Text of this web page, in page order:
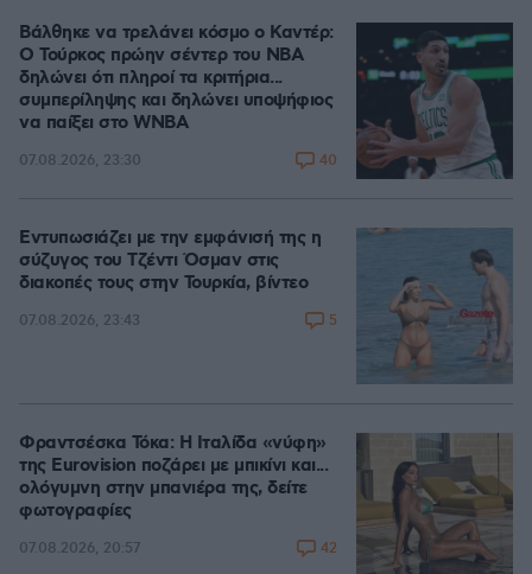
Βάλθηκε να τρελάνει κόσμο ο Καντέρ:
Ο Τούρκος πρώην σέντερ του NBA
δηλώνει ότι πληροί τα κριτήρια...
συμπερίληψης και δηλώνει υποψήφιος
να παίξει στο WNBA
07.08.2026, 23:30 40
Εντυπωσιάζει με την εμφάνισή της η
σύζυγος του Τζέντι Όσμαν στις
διακοπές τους στην Τουρκία, βίντεο
07.08.2026, 23:43 5
Φραντσέσκα Τόκα: Η Ιταλίδα «νύφη»
της Eurovision ποζάρει με μπικίνι και...
ολόγυμνη στην μπανιέρα της, δείτε
φωτογραφίες
07.08.2026, 20:57 42